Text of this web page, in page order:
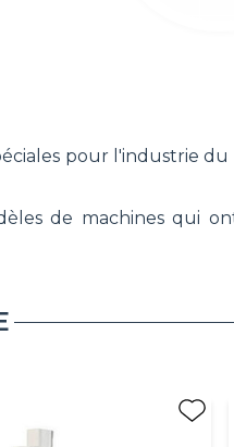
pour l'industrie
de machines